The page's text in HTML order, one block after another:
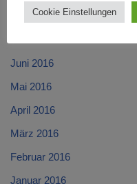
August 2016
Juni 2016
Mai 2016
April 2016
März 2016
Februar 2016
Januar 2016
Cookie Einstellungen